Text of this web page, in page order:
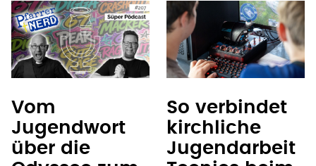
Vom
Jugendwort
über die
So verbindet
kirchliche
Jugendarbeit